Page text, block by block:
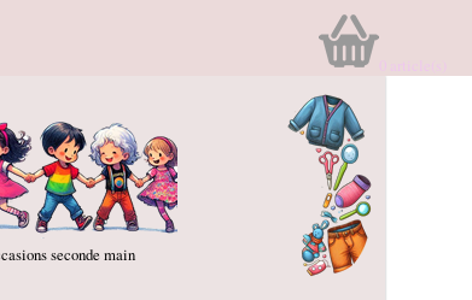
seconde main